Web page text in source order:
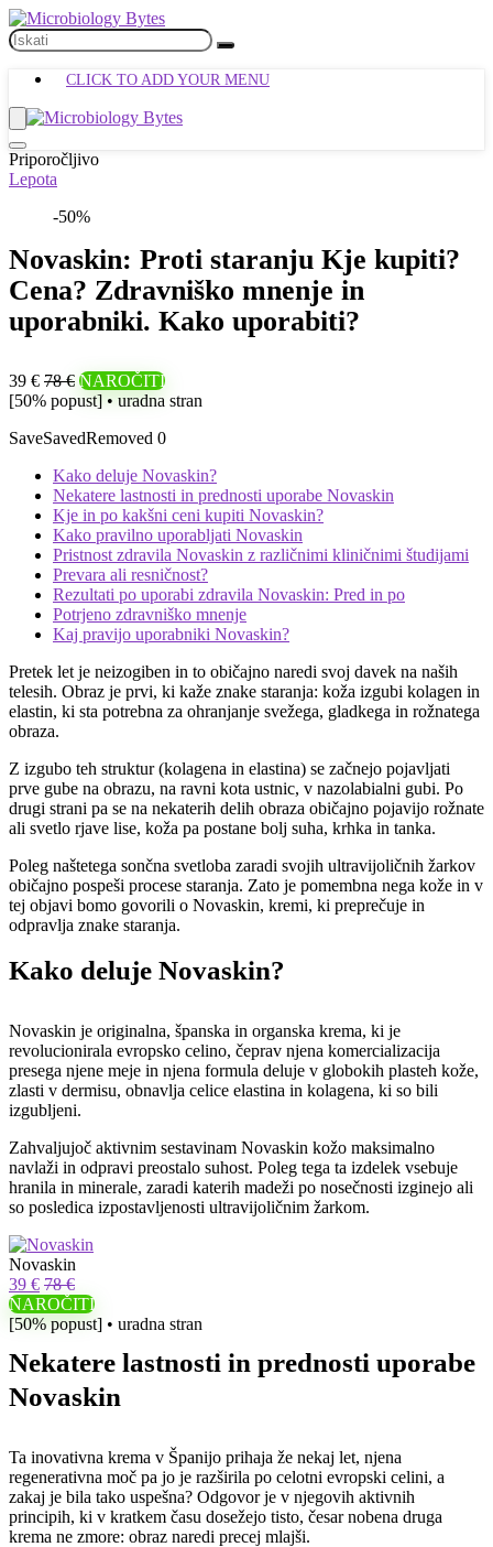
CLICK TO ADD YOUR MENU
Priporočljivo
Lepota
-50%
Novaskin: Proti staranju Kje kupiti?
Cena? Zdravniško mnenje in
uporabniki. Kako uporabiti?
39 € 78 € NAROČITI
[50% popust] • uradna stran
SaveSavedRemoved 0
Kako deluje Novaskin?
Nekatere lastnosti in prednosti uporabe Novaskin
Kje in po kakšni ceni kupiti Novaskin?
Kako pravilno uporabljati Novaskin
Pristnost zdravila Novaskin z različnimi kliničnimi študijami
Prevara ali resničnost?
Rezultati po uporabi zdravila Novaskin: Pred in po
Potrjeno zdravniško mnenje
Kaj pravijo uporabniki Novaskin?
Pretek let je neizogiben in to običajno naredi svoj davek na naših
telesih. Obraz je prvi, ki kaže znake staranja: koža izgubi kolagen in
elastin, ki sta potrebna za ohranjanje svežega, gladkega in rožnatega
obraza.
Z izgubo teh struktur (kolagena in elastina) se začnejo pojavljati
prve gube na obrazu, na ravni kota ustnic, v nazolabialni gubi. Po
drugi strani pa se na nekaterih delih obraza običajno pojavijo rožnate
ali svetlo rjave lise, koža pa postane bolj suha, krhka in tanka.
Poleg naštetega sončna svetloba zaradi svojih ultravijoličnih žarkov
običajno pospeši procese staranja. Zato je pomembna nega kože in v
tej objavi bomo govorili o Novaskin, kremi, ki preprečuje in
odpravlja znake staranja.
Kako deluje Novaskin?
Novaskin je originalna, španska in organska krema, ki je
revolucionirala evropsko celino, čeprav njena komercializacija
presega njene meje in njena formula deluje v globokih plasteh kože,
zlasti v dermisu, obnavlja celice elastina in kolagena, ki so bili
izgubljeni.
Zahvaljujoč aktivnim sestavinam Novaskin kožo maksimalno
navlaži in odpravi preostalo suhost. Poleg tega ta izdelek vsebuje
hranila in minerale, zaradi katerih madeži po nosečnosti izginejo ali
so posledica izpostavljenosti ultravijoličnim žarkom.
Novaskin
39 € 78 €
NAROČITI
[50% popust] • uradna stran
Nekatere lastnosti in prednosti uporabe
Novaskin
Ta inovativna krema v Španijo prihaja že nekaj let, njena
regenerativna moč pa jo je razširila po celotni evropski celini, a
zakaj je bila tako uspešna? Odgovor je v njegovih aktivnih
principih, ki v kratkem času dosežejo tisto, česar nobena druga
krema ne zmore: obraz naredi precej mlajši.